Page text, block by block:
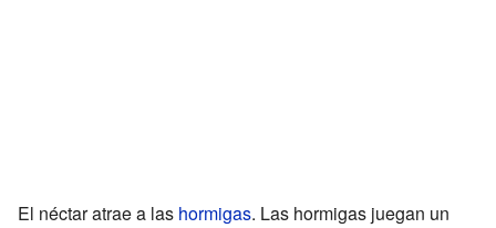
El néctar atrae a las hormigas. Las hormigas juegan un